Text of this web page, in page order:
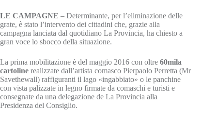
LE CAMPAGNE – Determinante, per l’eliminazione delle
grate, è stato l’intervento dei cittadini che, grazie alla
campagna lanciata dal quotidiano La Provincia, ha chiesto a
gran voce lo sbocco della situazione.
La prima mobilitazione è del maggio 2016 con oltre 60mila
cartoline realizzate dall’artista comasco Pierpaolo Perretta (Mr
Savethewall) raffiguranti il lago «ingabbiato» o le panchine
con vista palizzate in legno firmate da comaschi e turisti e
consegnate da una delegazione de La Provincia alla
Presidenza del Consiglio.